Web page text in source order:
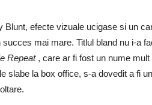
efecte vizuale ucigase si un
mai mare. Titlul bland nu i-a
Repeat, care ar fi fost un nume mult
slabe la box office, s-a dovedit a fi